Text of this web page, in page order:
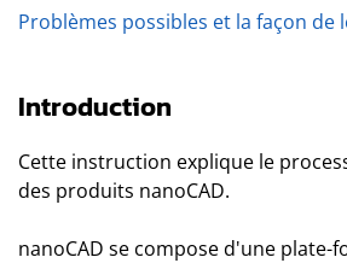
Problèmes possibles et la façon de
Introduction
Cette instruction explique le
des produits nanoCAD.
nanoCAD se compose d'une plate-